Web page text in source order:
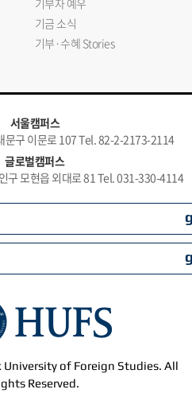
기부자 예우
기금 소식
기부·수혜 Stories
서울캠퍼스
문구 이문로 107 Tel. 82-2-2173-2114
글로벌캠퍼스
구 모현읍 외대로 81 Tel. 031-330-4114
of Foreign Studies. All
Reserved.